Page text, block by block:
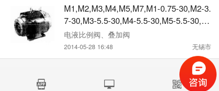
M1,M2,M3,M4,M5,M7,M1-0.75-30,M2-3.
7-30,M3-5.5-30,M4-5.5-30,M5-5.5-30,电
动机
电液比例阀、叠加阀
2014-05-28 16:48 无锡市